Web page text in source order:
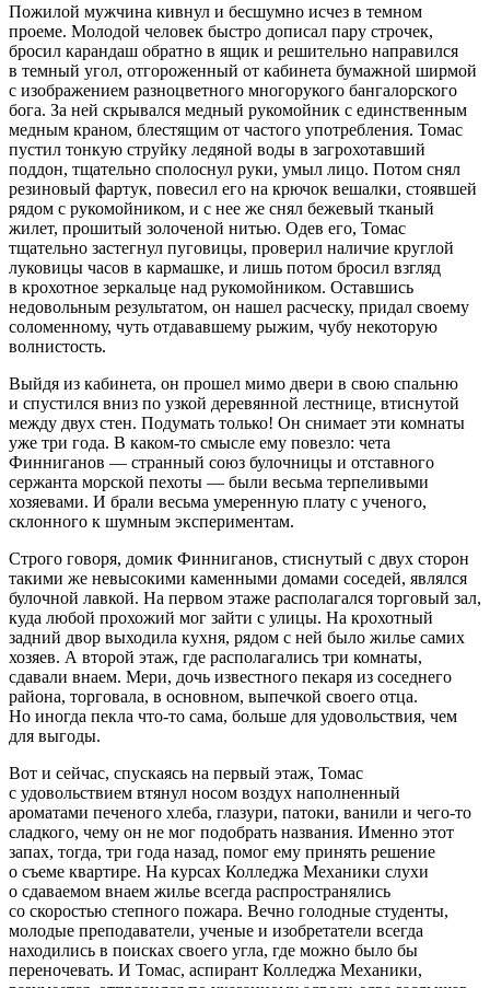
Пожилой мужчина кивнул и бесшумно исчез в темном
проеме. Молодой человек быстро дописал пару строчек,
бросил карандаш обратно в ящик и решительно направился
в темный угол, отгороженный от кабинета бумажной ширмой
с изображением разноцветного многорукого бангалорского
бога. За ней скрывался медный рукомойник с единственным
медным краном, блестящим от частого употребления. Томас
пустил тонкую струйку ледяной воды в загрохотавший
поддон, тщательно сполоснул руки, умыл лицо. Потом снял
резиновый фартук, повесил его на крючок вешалки, стоявшей
рядом с рукомойником, и с нее же снял бежевый тканый
жилет, прошитый золоченой нитью. Одев его, Томас
тщательно застегнул пуговицы, проверил наличие круглой
луковицы часов в кармашке, и лишь потом бросил взгляд
в крохотное зеркальце над рукомойником. Оставшись
недовольным результатом, он нашел расческу, придал своему
соломенному, чуть отдававшему рыжим, чубу некоторую
волнистость.
Выйдя из кабинета, он прошел мимо двери в свою спальню
и спустился вниз по узкой деревянной лестнице, втиснутой
между двух стен. Подумать только! Он снимает эти комнаты
уже три года. В каком-то смысле ему повезло: чета
Финниганов — странный союз булочницы и отставного
сержанта морской пехоты — были весьма терпеливыми
хозяевами. И брали весьма умеренную плату с ученого,
склонного к шумным экспериментам.
Строго говоря, домик Финниганов, стиснутый с двух сторон
такими же невысокими каменными домами соседей, являлся
булочной лавкой. На первом этаже располагался торговый зал,
куда любой прохожий мог зайти с улицы. На крохотный
задний двор выходила кухня, рядом с ней было жилье самих
хозяев. А второй этаж, где располагались три комнаты,
сдавали внаем. Мери, дочь известного пекаря из соседнего
района, торговала, в основном, выпечкой своего отца.
Но иногда пекла что-то сама, больше для удовольствия, чем
для выгоды.
Вот и сейчас, спускаясь на первый этаж, Томас
с удовольствием втянул носом воздух наполненный
ароматами печеного хлеба, глазури, патоки, ванили и чего-то
сладкого, чему он не мог подобрать названия. Именно этот
запах, тогда, три года назад, помог ему принять решение
о съеме квартире. На курсах Колледжа Механики слухи
о сдаваемом внаем жилье всегда распространялись
со скоростью степного пожара. Вечно голодные студенты,
молодые преподаватели, ученые и изобретатели всегда
находились в поисках своего угла, где можно было бы
переночевать. И Томас, аспирант Колледжа Механики,